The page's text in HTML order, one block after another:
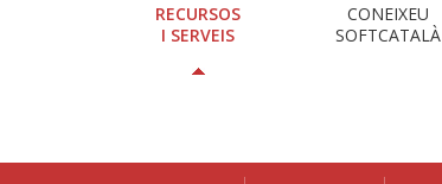
RECURSOS
I SERVEIS
CONEIXEU
SOFTCATALÀ